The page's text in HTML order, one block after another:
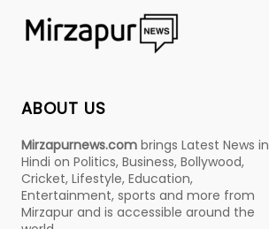
ABOUT US
Mirzapurnews.com brings Latest News in
Hindi on Politics, Business, Bollywood,
Cricket, Lifestyle, Education,
Entertainment, sports and more from
Mirzapur and is accessible around the